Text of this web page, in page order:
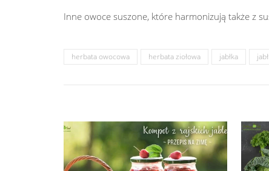
Inne owoce suszone, które harmonizują także z
herbata owocowa herbata ziołowa jabłka